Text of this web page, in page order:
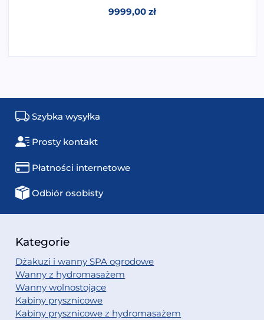
9999,00 zł
Szybka wysyłka
Prosty kontakt
Płatności internetowe
Odbiór osobisty
Kategorie
Dżakuzi i wanny SPA ogrodowe
Wanny z hydromasażem
Wanny wolnostojące
Kabiny prysznicowe
Kabiny prysznicowe z hydromasażem